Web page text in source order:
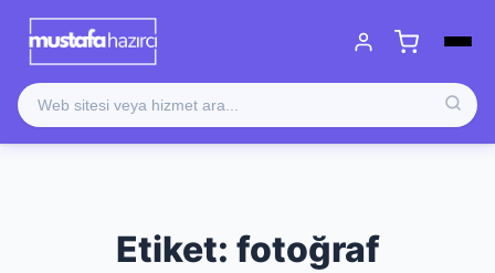
Etiket: fotoğraf